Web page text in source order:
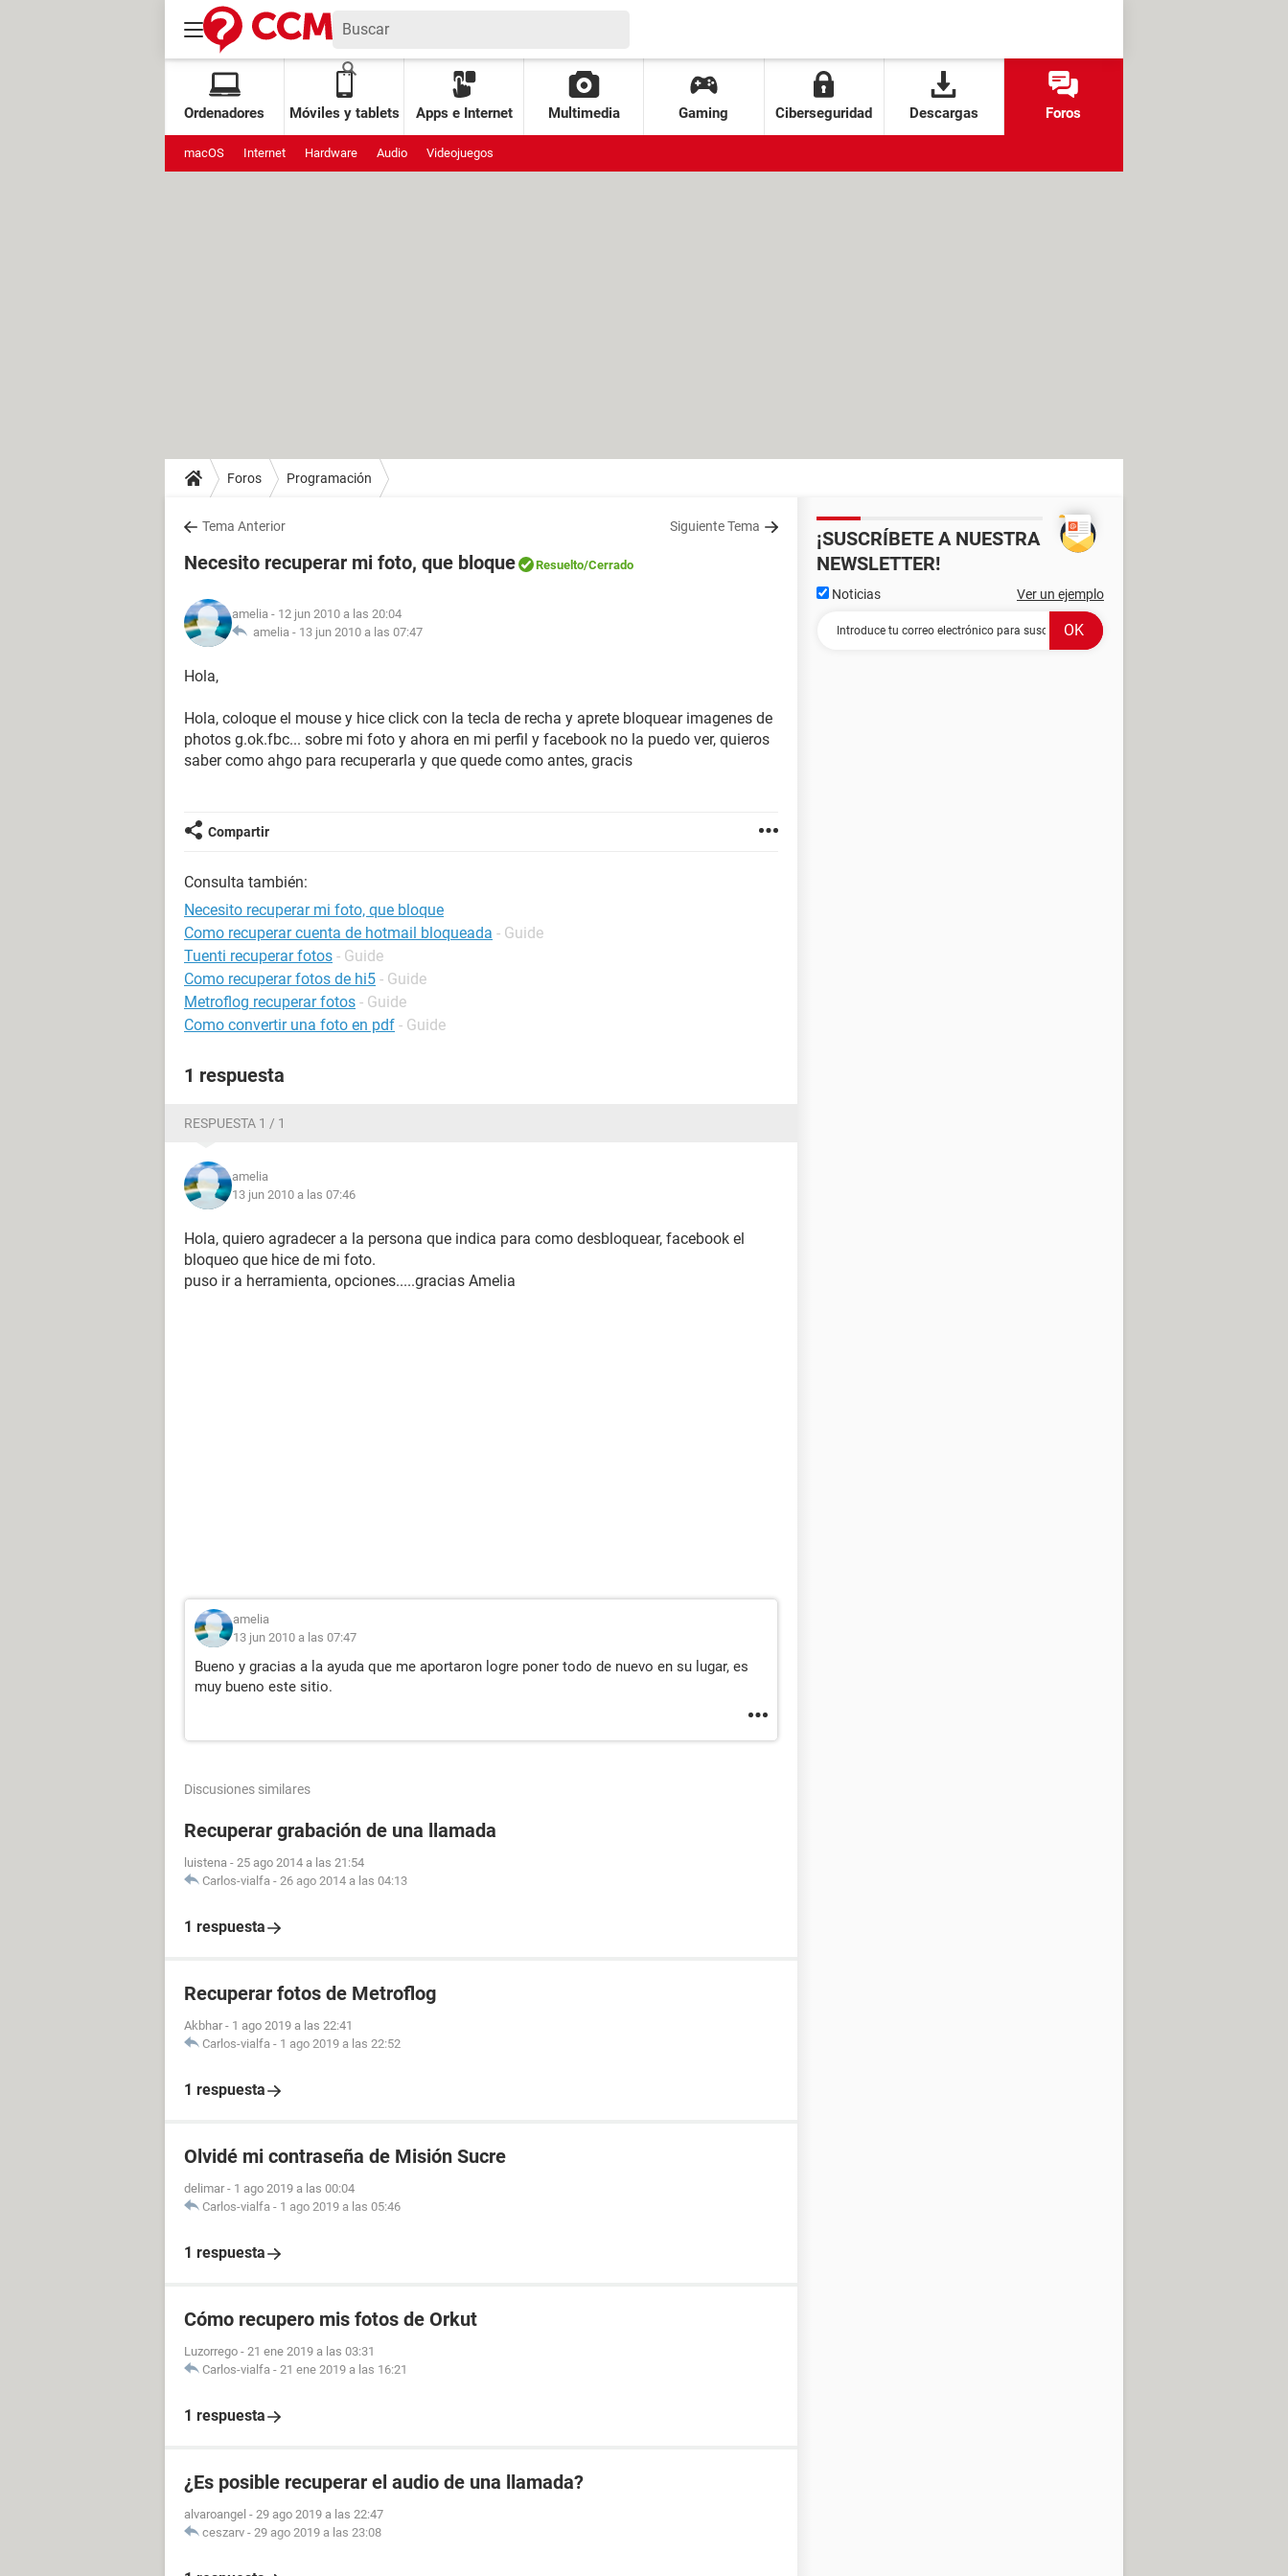
Ordenadores Móviles y tablets Apps e Internet Multimedia Gaming Ciberseguridad Descargas Foros
macOS Internet Hardware Audio Videojuegos
Foros Programación
Tema Anterior Siguiente Tema
Necesito recuperar mi foto, que bloque Resuelto/Cerrado
amelia - 12 jun 2010 a las 20:04
amelia - 13 jun 2010 a las 07:47
Hola,
Hola, coloque el mouse y hice click con la tecla de recha y aprete bloquear imagenes de
photos g.ok.fbc... sobre mi foto y ahora en mi perfil y facebook no la puedo ver, quieros
saber como ahgo para recuperarla y que quede como antes, gracis
Compartir
Consulta también:
Necesito recuperar mi foto, que bloque
Como recuperar cuenta de hotmail bloqueada - Guide
Tuenti recuperar fotos - Guide
Como recuperar fotos de hi5 - Guide
Metroflog recuperar fotos - Guide
Como convertir una foto en pdf - Guide
1 respuesta
RESPUESTA 1 / 1
amelia
13 jun 2010 a las 07:46
Hola, quiero agradecer a la persona que indica para como desbloquear, facebook el
bloqueo que hice de mi foto.
puso ir a herramienta, opciones.....gracias Amelia
amelia
13 jun 2010 a las 07:47
Bueno y gracias a la ayuda que me aportaron logre poner todo de nuevo en su lugar, es
muy bueno este sitio.
Discusiones similares
Recuperar grabación de una llamada
luistena - 25 ago 2014 a las 21:54
Carlos-vialfa - 26 ago 2014 a las 04:13
1 respuesta
Recuperar fotos de Metroflog
Akbhar - 1 ago 2019 a las 22:41
Carlos-vialfa - 1 ago 2019 a las 22:52
1 respuesta
Olvidé mi contraseña de Misión Sucre
delimar - 1 ago 2019 a las 00:04
Carlos-vialfa - 1 ago 2019 a las 05:46
1 respuesta
Cómo recupero mis fotos de Orkut
Luzorrego - 21 ene 2019 a las 03:31
Carlos-vialfa - 21 ene 2019 a las 16:21
1 respuesta
¿Es posible recuperar el audio de una llamada?
alvaroangel - 29 ago 2019 a las 22:47
ceszarv - 29 ago 2019 a las 23:08
¡SUSCRÍBETE A NUESTRA
NEWSLETTER!
Noticias Ver un ejemplo